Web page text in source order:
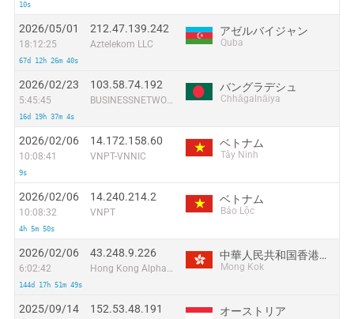
10s
2026/05/01
18:12:25
67d 12h 26m 40s
212.47.139.242
Aztelekom LLC
アゼルバイジャン
Quba
2026/02/23
5:45:45
16d 19h 37m 4s
103.58.74.192
BUSINESSNETWORK
バングラデシュ
Chhāgalnāiya
2026/02/06
10:08:41
9s
14.172.158.60
VNPT-VNNIC
ベトナム
Tây Ninh
2026/02/06
10:08:32
4h 5m 50s
14.240.214.2
VNPT
ベトナム
Bảo Lộc
2026/02/06
6:02:42
144d 17h 51m 49s
43.248.9.226
Hong Kong Alpha Intl LTD
中華人民共和国香港特別行政区
Mong Kok
2025/09/14 152.53.48.191 オーストリア